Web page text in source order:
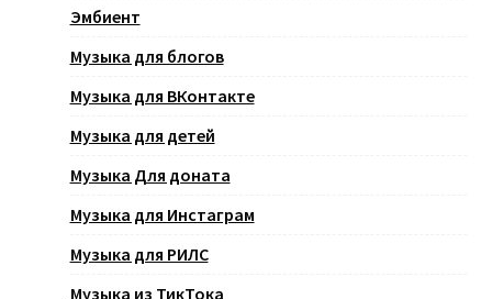
Эмбиент
Музыка для блогов
Музыка для ВКонтакте
Музыка для детей
Музыка Для доната
Музыка для Инстаграм
Музыка для РИЛС
Музыка из ТикТока